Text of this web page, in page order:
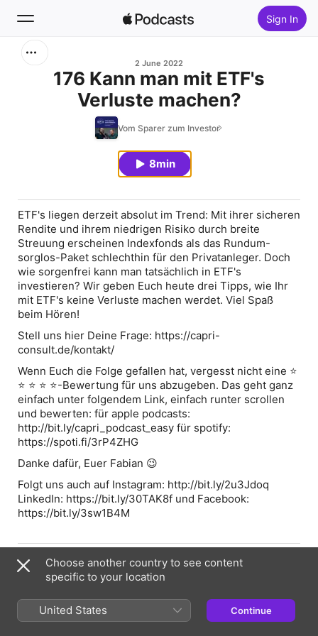
Sign In
2 June 2022
176 Kann man mit ETF's
Verluste machen?
Vom Sparer zum Investor
8min
ETF's liegen derzeit absolut im Trend: Mit ihrer sicheren
Rendite und ihrem niedrigen Risiko durch breite
Streuung erscheinen Indexfonds als das Rundum-
sorglos-Paket schlechthin für den Privatanleger. Doch
wie sorgenfrei kann man tatsächlich in ETF's
investieren? Wir geben Euch heute drei Tipps, wie Ihr
mit ETF's keine Verluste machen werdet. Viel Spaß
beim Hören!
Stell uns hier Deine Frage: https://capri-
consult.de/kontakt/
Wenn Euch die Folge gefallen hat, vergesst nicht eine ⭐
⭐ ⭐ ⭐ ⭐-Bewertung für uns abzugeben. Das geht ganz
einfach unter folgendem Link, einfach runter scrollen
und bewerten: für apple podcasts:
http://bit.ly/capri_podcast_easy für spotify:
https://spoti.fi/3rP4ZHG
Danke dafür, Euer Fabian 😉
Folgt uns auch auf Instagram: http://bit.ly/2u3Jdoq
LinkedIn: https://bit.ly/30TAK8f und Facebook:
https://bit.ly/3sw1B4M
Episode Webpage
Information
Choose another country to see content
specific to your location
United States Continue